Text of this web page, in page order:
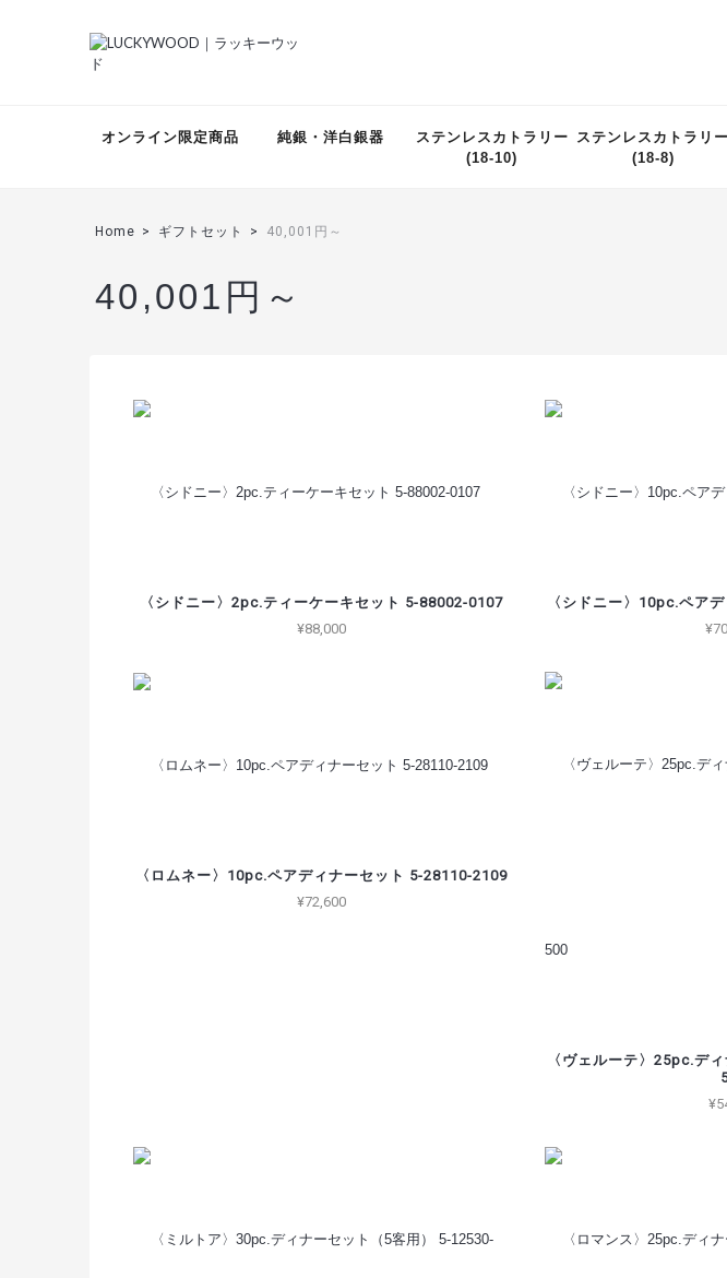
オンライン限定商品 純銀・洋白銀器
ステンレスカトラリー
(18-10)
ステンレスカトラリー
(18-8)
Home ギフトセット 40,001円～
40,001円～
〈シドニー〉2pc.ティーケーキセット 5-88002-0107
¥88,000
〈シドニー〉10pc.ペア
〈ロムネー〉10pc.ペアディナーセット 5-28110-2109
¥72,600
〈ヴェルーテ〉25pc.デ